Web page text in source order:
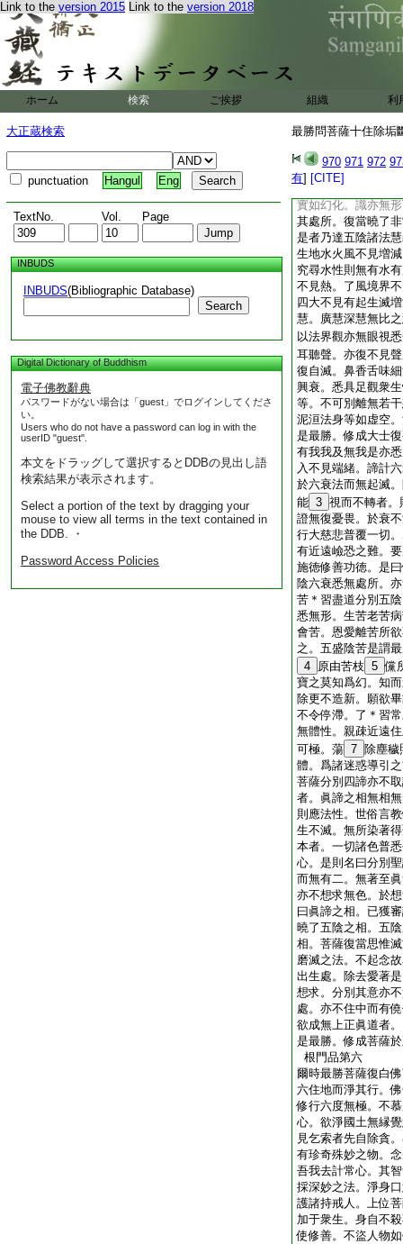
Link to the version 2015 Link to the version 2018
ホーム 検索 ご挨拶 組織 利
大正蔵検索
punctuation Hangul Eng
TextNo. Vol. Page
INBUDS
INBUDS(Bibliographic Database)
Search
Digital Dictionary of Buddhism
電子佛教辭典
パスワードがない場合は「guest」でログインしてくださ
い。
Users who do not have a password can log in with the
userID "guest".
本文をドラッグして選択するとDDBの見出し語
検索結果が表示されます。
Select a portion of the text by dragging your
mouse to view all terms in the text contained in
the DDB. ・
Password Access Policies
最勝問菩薩十住除垢
970 971 972
有] [CITE]
磨滅法。學
曰盡慧達照衆心。
塵垢。是謂最勝菩
陰。知四大本解六
所生滅。不見諸法
不見有生老死。所
故。因縁以滅離諸
言教已定亦不動搖
蕉野馬呼聲之響。
色相我人壽命。解
法而悉清淨。空無
實如幻化。識亦無
其處所。復當曉了
是者乃達五陰諸法
生地水火風不見増
究尋水性則無有水
不見熱。了風境界
四大不見有起生滅
慧。廣慧深慧無比
以法界觀亦無眼視
耳聽聲。亦復不見
復自滅。鼻香舌味
興衰。悉具足觀衆
等。不可別離無若
泥洹法身等如虚空
是最勝。修成大士
有我我及無我是亦
入不見端緒。諦計
於六衰法而無起滅
能 3 視而不轉者。
證無復憂畏。於衰
行大慈悲普覆一切
有近遠嶮恐之難。
施徳修善功徳。是
陰六衰悉無處所。
苦＊習盡道分別五
悉無形。生苦老苦
會苦。恩愛離苦所
之。五盛陰苦是謂
4 原由苦枝 5 儻
寶之莫知爲幻。知
除更不造新。願欲
不令停滯。了＊習
無體性。親疎近遠
可極。蕩 7 除塵穢
體。爲諸迷惑導引
菩薩分別四諦亦不
者。眞諦之相無相
則應法性。世俗言
生不滅。無所染著
本者。一切諸色普
心。是則名曰分別
而無有二。無著至
亦不想求無色。於
曰眞諦之相。已獲
曉了五陰之相。五
相。菩薩復當思惟
磨滅之法。不起念
出生處。除去愛著
想求。分別其意亦
處。亦不住中而有
欲成無上正眞道者
是最勝。修成菩薩
根門品第六
爾時最勝菩薩復白
六住地而淨其行。
修行六度無極。不
心。欲淨國土無縁
見乞索者先自除貪
有珍奇殊妙之物。
吾我去計常心。其
採深妙之法。淨身
護諸持戒人。上位
加于衆生。身自不
使修善。不盜人物